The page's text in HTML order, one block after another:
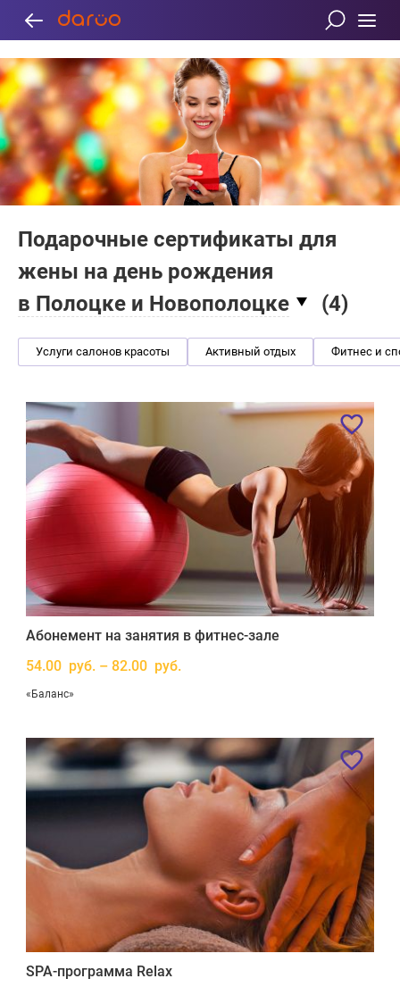
Подарочные сертификаты для
жены на день рождения
в Полоцке и Новополоцке
(4)
Услуги салонов красоты Активный отдых Фитнес и
Абонемент на занятия в фитнес-зале
54.00 руб. – 82.00 руб.
«Баланс»
SPA-программа Relax